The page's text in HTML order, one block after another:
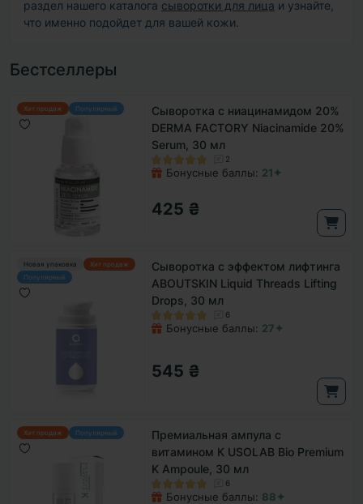
раздел нашего каталога сыворотки для лица и узнайте,
что именно подойдет для вашей кожи.
Бестселлеры
Хит продаж Популярный
Сыворотка с ниацинамидом 20%
DERMA FACTORY Niacinamide 20%
Serum, 30 мл
2
Бонусные баллы: 21✦
425 ₴
Новая упаковка
Хит продаж
Популярный
Сыворотка с эффектом лифтинга
ABOUTSKIN Liquid Threads Lifting
Drops, 30 мл
6
Бонусные баллы: 27✦
545 ₴
Хит продаж Популярный
Премиальная ампула с
витамином К USOLAB Bio Premium
K Ampoule, 30 мл
6
Бонусные баллы: 88✦